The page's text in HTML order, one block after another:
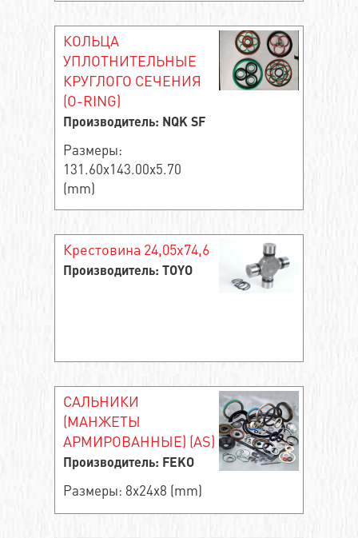
КОЛЬЦА
УПЛОТНИТЕЛЬНЫЕ
КРУГЛОГО СЕЧЕНИЯ
(O-RING)
Производитель: NQK SF
Размеры:
131.60x143.00x5.70
(mm)
Крестовина 24,05x74,6
Производитель: TOYO
САЛЬНИКИ
(МАНЖЕТЫ
АРМИРОВАННЫЕ) (AS)
Производитель: FEKO
Размеры: 8x24x8 (mm)